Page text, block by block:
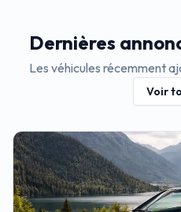
Dernières
Les véhicules récemment
Voir